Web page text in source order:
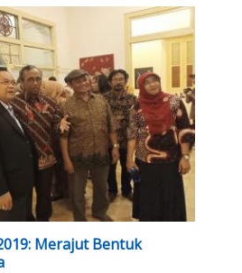
Merajut Bentuk